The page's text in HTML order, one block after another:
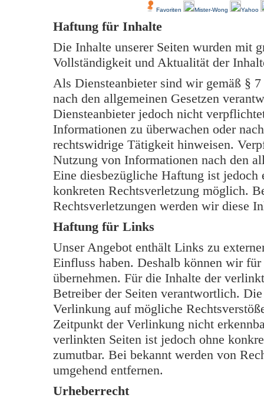
Favoriten Mister-Wong Yahoo
Haftung für Inhalte
Die Inhalte unserer Seiten wurden mit
Vollständigkeit und Aktualität der
Als Diensteanbieter sind wir gemäß §
nach den allgemeinen Gesetzen
Diensteanbieter jedoch nicht
Informationen zu überwachen oder
rechtswidrige Tätigkeit hinweisen.
Nutzung von Informationen nach den
Eine diesbezügliche Haftung ist
konkreten Rechtsverletzung möglich.
Rechtsverletzungen werden wir diese
Haftung für Links
Unser Angebot enthält Links zu
Einfluss haben. Deshalb können wir
übernehmen. Für die Inhalte der
Betreiber der Seiten verantwortlich.
Verlinkung auf mögliche
Zeitpunkt der Verlinkung nicht
verlinkten Seiten ist jedoch ohne
zumutbar. Bei bekannt werden von
umgehend entfernen.
Urheberrecht